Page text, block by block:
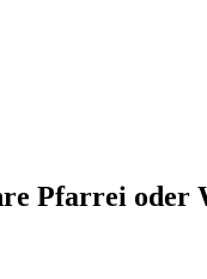
Pfarrei oder